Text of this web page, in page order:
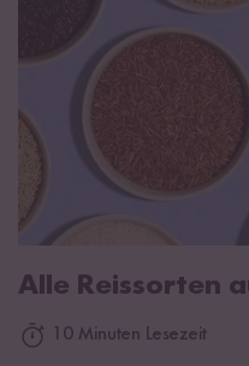
Alle Reissorten
10 Minuten Lesezeit